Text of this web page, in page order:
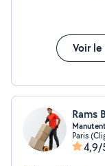
.ponctuel,sérieux et soigné
Déplacement
CONTACT Disponible
Voir
Rams
Paris
4,9/